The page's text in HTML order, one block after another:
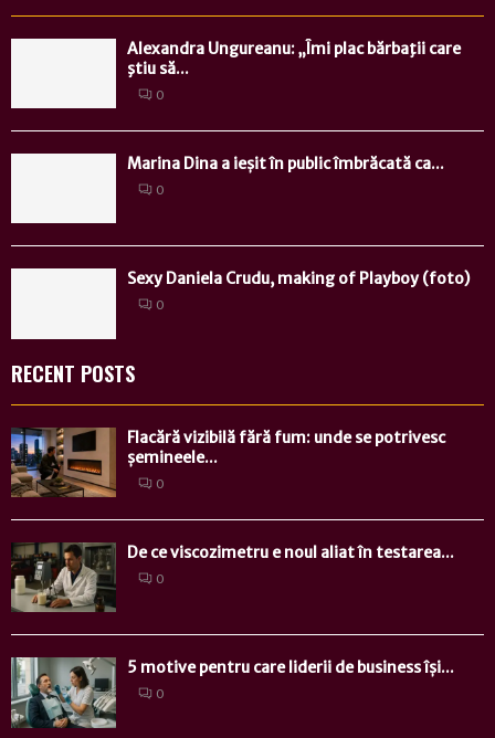
Alexandra Ungureanu: „Îmi plac bărbaţii care
ştiu să...
0
Marina Dina a ieșit în public îmbrăcată ca...
0
Sexy Daniela Crudu, making of Playboy (foto)
0
RECENT POSTS
Flacără vizibilă fără fum: unde se potrivesc
șemineele...
0
De ce viscozimetru e noul aliat în testarea...
0
5 motive pentru care liderii de business își...
0